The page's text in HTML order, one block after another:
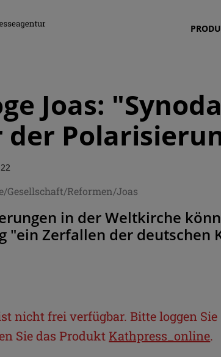
Joas:
der
Gesellschaft/Reformen/Joas
in der Weltkirche
"ein Zerfallen der deutschen
nicht frei verfügbar. Bitte loggen Sie
Sie das Produkt Kathpress_online.